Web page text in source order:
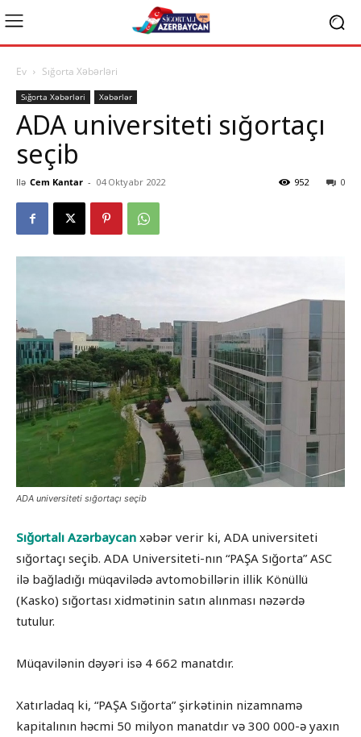
Ev Sığorta Xəbərləri
Sığorta Xəbərləri Xəbərlər
ADA universiteti sığortaçı
seçib
Ilə Cem Kantar - 04 Oktyabr 2022 0
952
ADA universiteti sığortaçı seçib
Sığortalı Azərbaycan xəbər verir ki, ADA universiteti
sığortaçı seçib. ADA Universiteti-nın “PAŞA Sığorta” ASC
ilə bağladığı müqavilədə avtomobillərin illik Könüllü
(Kasko) sığortası xidmətinin satın alınması nəzərdə
tutulur.
Müqavilənin dəyəri isə 4 662 manatdır.
Xatırladaq ki, “PAŞA Sığorta” şirkətinin nizamnamə
kapitalının həcmi 50 milyon manatdır və 300 000-ə yaxın